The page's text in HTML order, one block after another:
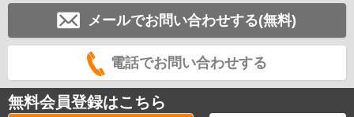
メールでお問い合わせする(無料)
電話でお問い合わせする
無料会員登録はこちら